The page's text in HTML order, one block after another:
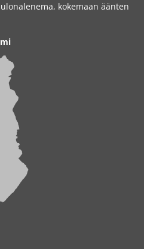
kokemaan äänten